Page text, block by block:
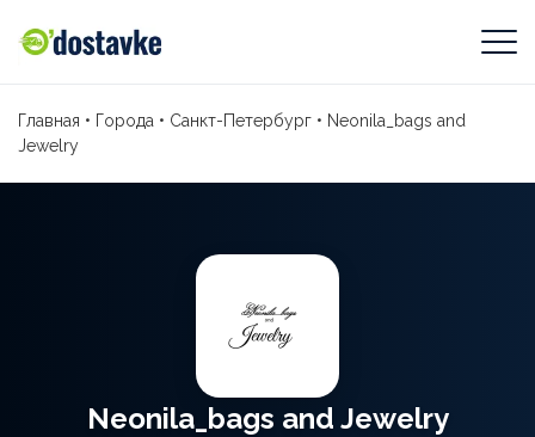
Главная • Города • Санкт-Петербург • Neonila_bags and
Jewelry
Neonila_bags and Jewelry